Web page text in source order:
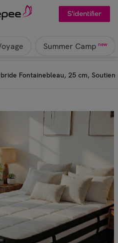
S'identifier
Summer Camp new
Fontainebleau, 25 cm,